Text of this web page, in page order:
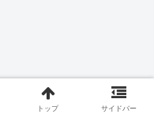
トップ サイドバー